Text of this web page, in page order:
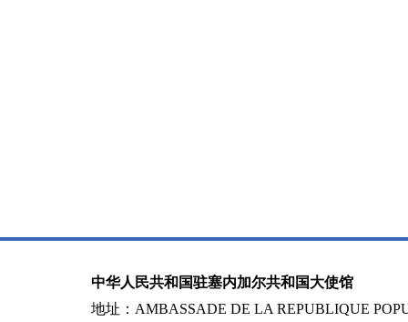
中华人民共和国驻塞内加尔共和国大使馆
地址：AMBASSADE DE LA REPUBLIQUE